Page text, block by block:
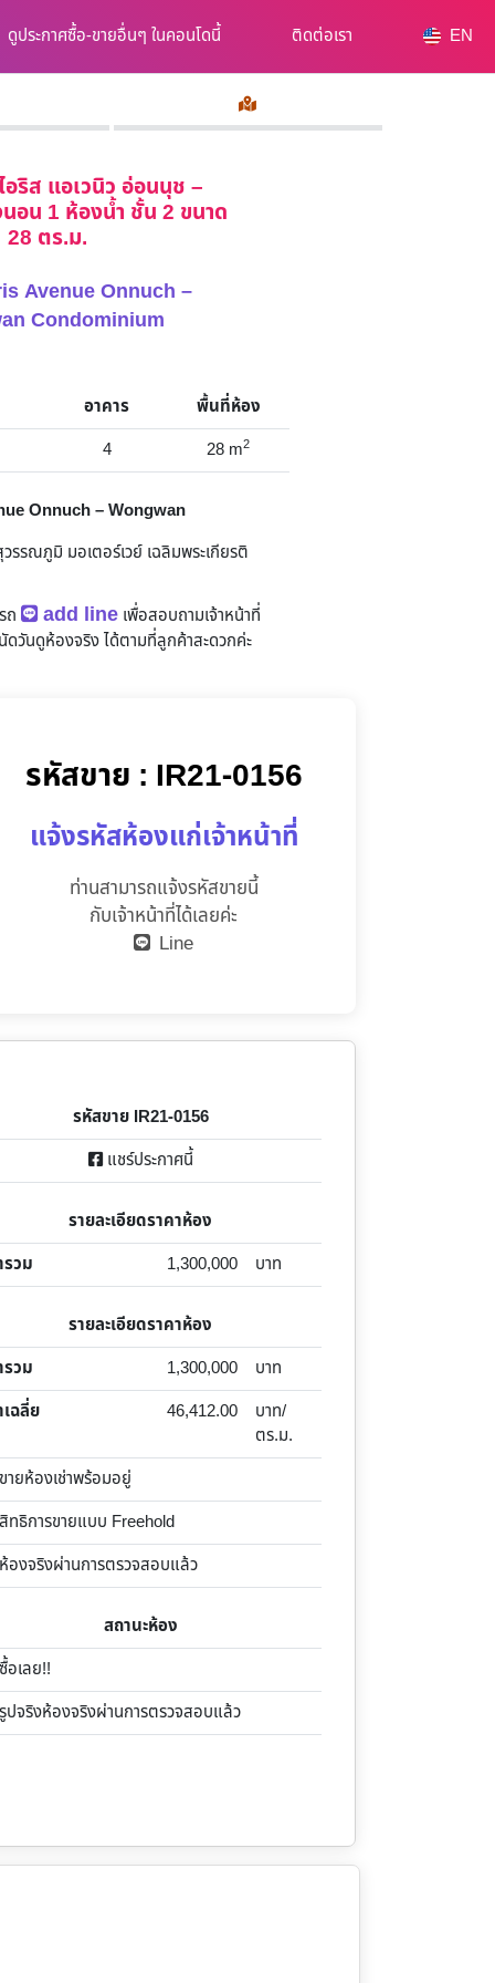
ดูประกาศซื้อ-ขายอื่นๆ ในคอนโดนี้ ติดต่อเรา EN
อริส แอเวนิว อ่อนนุช –
อน 1 ห้องน้ำ ชั้น 2 ขนาด
28 ตร.ม.
Avenue Onnuch –
Condominium
อาคาร
พื้นที่ห้อง
4 28 m2
Onnuch – Wongwan
วรรณภูมิ มอเตอร์เวย์ เฉลิมพระเกียรติ
ถ add line เพื่อสอบถามเจ้าหน้าที่
ดวันดูห้องจริงได้ตามที่ลูกค้าสะดวกค่ะ
รหัสขาย : IR21-0156
แจ้งรหัสห้องแก่เจ้าหน้าที่
ท่านสามารถแจ้งรหัสขายนี้
กับเจ้าหน้าที่ได้เลยค่ะ
Line
รหัสขาย IR21-0156
แชร์ประกาศนี้
รายละเอียดราคาห้อง
รวม
1,300,000 บาท
รายละเอียดราคาห้อง
รวม
1,300,000
บาท
ฉลี่ย
46,412.00
บาท/
ตร.ม.
ยห้องเช่าพร้อมอยู่
ธิการขายแบบ Freehold
งจริงผ่านการตรวจสอบแล้ว
สถานะห้อง
เลย!!
ริงห้องจริงผ่านการตรวจสอบแล้ว